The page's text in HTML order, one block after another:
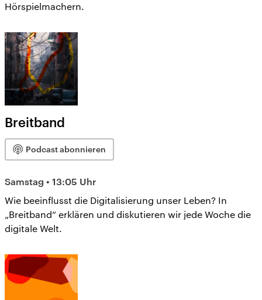
Hörspielmachern.
Breitband
Podcast abonnieren
Samstag • 13:05 Uhr
Wie beeinflusst die Digitalisierung unser Leben? In
„Breitband“ erklären und diskutieren wir jede Woche die
digitale Welt.